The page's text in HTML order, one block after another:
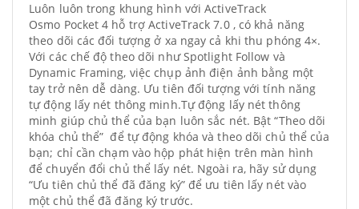
Luôn luôn trong khung hình với ActiveTrack
Osmo Pocket 4 hỗ trợ ActiveTrack 7.0 , có khả năng
theo dõi các đối tượng ở xa ngay cả khi thu phóng 4×.
Với các chế độ theo dõi như Spotlight Follow và
Dynamic Framing, việc chụp ảnh điện ảnh bằng một
tay trở nên dễ dàng. Ưu tiên đối tượng với tính năng
tự động lấy nét thông minh.Tự động lấy nét thông
minh giúp chủ thể của bạn luôn sắc nét. Bật “Theo dõi
khóa chủ thể” để tự động khóa và theo dõi chủ thể của
bạn; chỉ cần chạm vào hộp phát hiện trên màn hình
để chuyển đổi chủ thể lấy nét. Ngoài ra, hãy sử dụng
“Ưu tiên chủ thể đã đăng ký” để ưu tiên lấy nét vào
một chủ thể đã đăng ký trước.